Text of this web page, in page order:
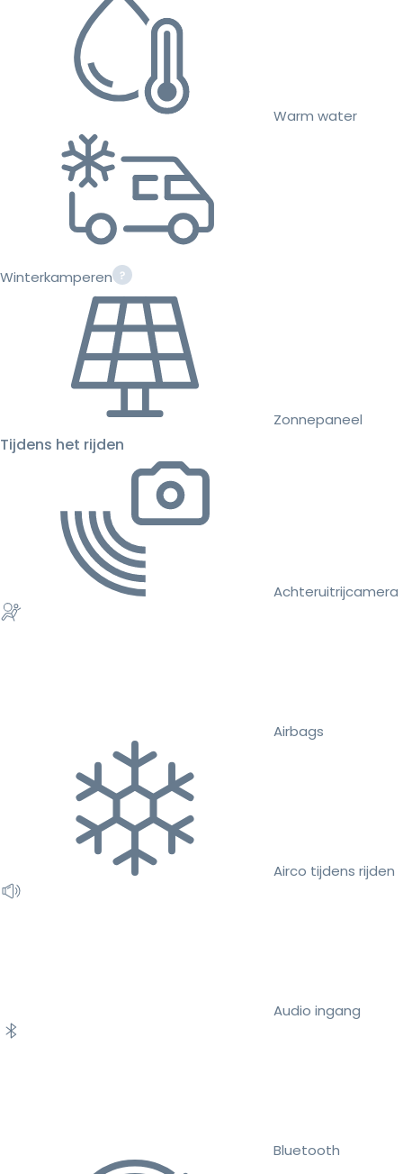
Warm water
Winterkamperen
Zonnepaneel
Tijdens het rijden
Achteruitrijcamera
Airbags
Airco tijdens rijden
Audio ingang
Bluetooth